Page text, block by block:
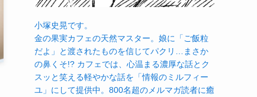
小塚史晃です。
金の果実カフェの天然マスター。娘に「ご飯粒
だよ」と渡されたものを信じてパクリ…まさか
の鼻くそ!? カフェでは、心温まる濃厚な話とク
スッと笑える軽やかな話を「情報のミルフィー
ユ」にして提供中。800名超のメルマガ読者に癒